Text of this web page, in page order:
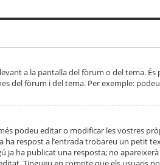
a la pantalla del fòrum o del tema.
del fòrum i del tema. Per exemple:
podeu editar o modificar les vostres
ha respost a l’entrada trobareu un petit
ja ha publicat una resposta; no